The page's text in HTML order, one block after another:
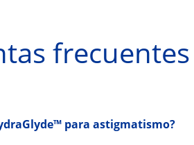
frecuentes
para astigmatismo?